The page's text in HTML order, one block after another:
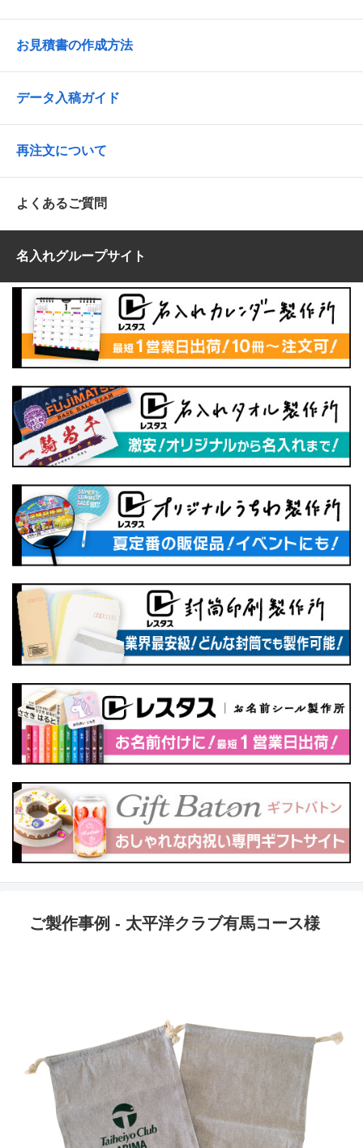
お見積書の作成方法
データ入稿ガイド
再注文について
よくあるご質問
名入れグループサイト
ご製作事例 - 太平洋クラブ有馬コース様